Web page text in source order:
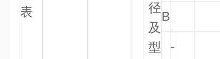
表
径
及
型
B
-